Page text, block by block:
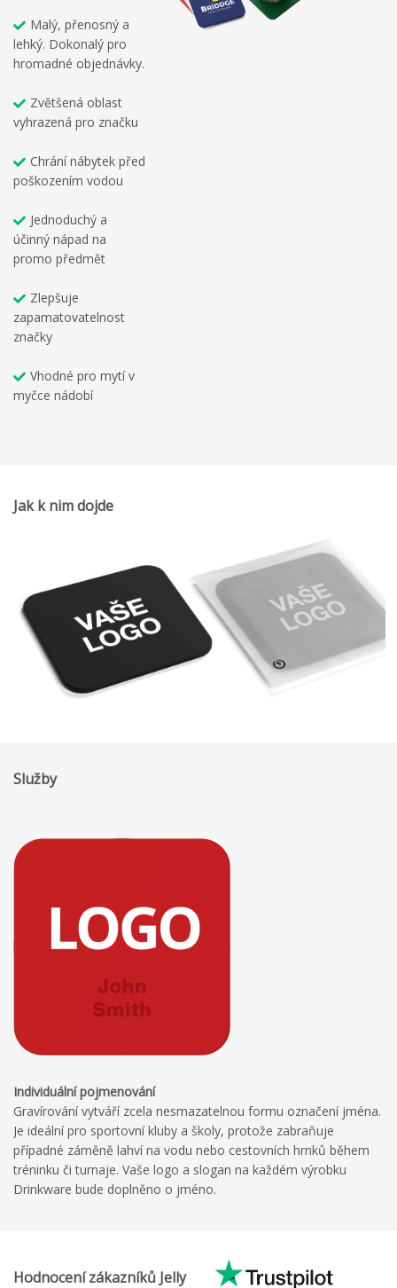
Malý, přenosný a
lehký. Dokonalý pro
hromadné objednávky.
Zvětšená oblast
vyhrazená pro značku
Chrání nábytek před
poškozením vodou
Jednoduchý a
účinný nápad na
promo předmět
Zlepšuje
zapamatovatelnost
značky
Vhodné pro mytí v
myčce nádobí
Jak k nim dojde
Služby
Individuální pojmenování
Gravírování vytváří zcela nesmazatelnou formu označení jména.
Je ideální pro sportovní kluby a školy, protože zabraňuje
případné záměně lahví na vodu nebo cestovních hrnků během
tréninku či turnaje. Vaše logo a slogan na každém výrobku
Drinkware bude doplněno o jméno.
Hodnocení zákazníků Jelly